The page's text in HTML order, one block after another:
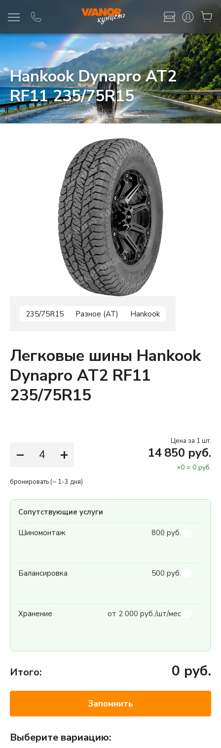
Hankook Dynapro AT2
RF11 235/75R15
235/75R15 Разное (AT) Hankook
Легковые шины Hankook
Dynapro AT2 RF11
235/75R15
− +
Цена за 1 шт.
14 850 руб.
×0 = 0 руб.
бронировать (~ 1-3 дня)
Сопутствующие услуги
Шиномонтаж 800 руб.
Балансировка 500 руб.
Хранение от 2 000 руб./шт/мес
Итого: 0 руб.
Запомнить
Выберите вариацию:
Информация Фото товара